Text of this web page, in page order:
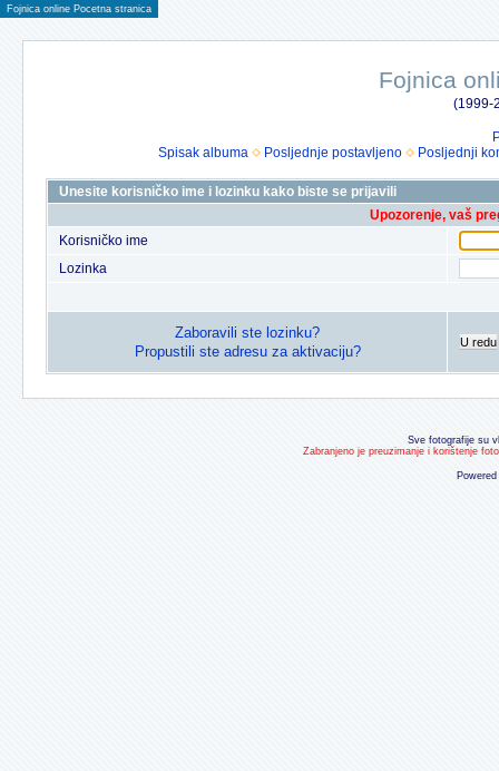
Fojnica online Pocetna stranica
Fojnica
(1999-
Spisak albuma
Posljednje postavljeno Posljednji
Unesite korisničko ime i lozinku kako biste se prijavili
Upozorenje, vaš
Korisničko ime
Lozinka
Zaboravili ste lozinku?
Propustili ste adresu za aktivaciju?
U redu
Sve fotografije su
Zabranjeno je preuzimanje i korištenje